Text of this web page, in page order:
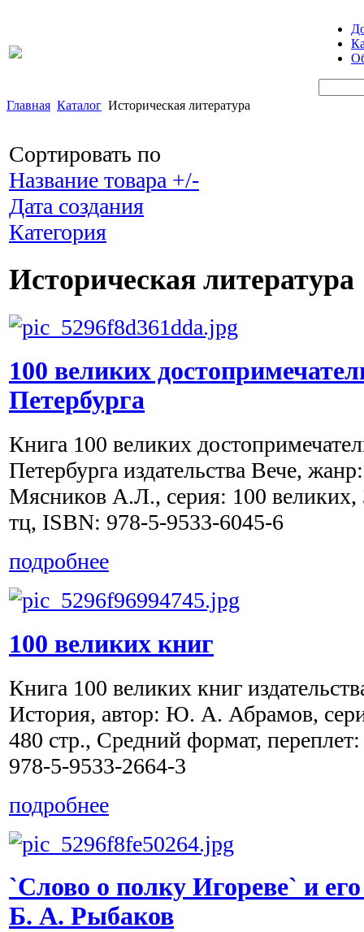
Главная Каталог Историческая литература
Сортировать по
Название товара +/-
Дата создания
Категория
Историческая литература
100 великих
Петербурга
Книга 100 великих
Петербурга издательства Вече,
Мясников А.Л., серия: 100 великих,
тц, ISBN: 978-5-9533-6045-6
подробнее
100 великих книг
Книга 100 великих книг
История, автор: Ю. А. Абрамов,
480 стр., Средний формат,
978-5-9533-2664-3
подробнее
`Слово о полку Игореве` и
Б. А. Рыбаков